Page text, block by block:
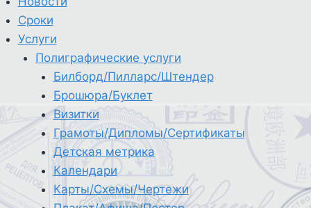
Сроки
Услуги
Полиграфические услуги
Билборд/Пилларс/Штендер
Брошюра/Буклет
Визитки
Грамоты/Дипломы/Сертификаты
Детская метрика
Календари
Карты/Схемы/Чертежи